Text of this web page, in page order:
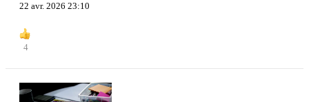
22 avr. 2026 23:10
4